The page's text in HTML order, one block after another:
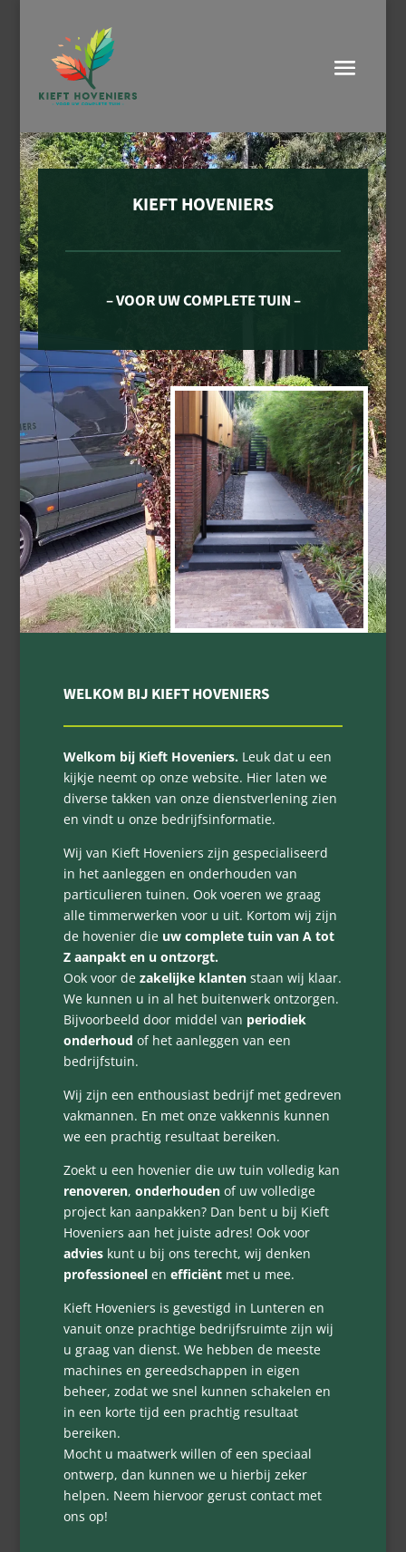
KIEFT HOVENIERS
– VOOR UW COMPLETE TUIN –
WELKOM BIJ KIEFT HOVENIERS
Welkom bij Kieft Hoveniers. Leuk dat u een
kijkje neemt op onze website. Hier laten we
diverse takken van onze dienstverlening zien
en vindt u onze bedrijfsinformatie.
Wij van Kieft Hoveniers zijn gespecialiseerd
in het aanleggen en onderhouden van
particulieren tuinen. Ook voeren we graag
alle timmerwerken voor u uit. Kortom wij zijn
de hovenier die uw complete tuin van A tot
Z aanpakt en u ontzorgt.
Ook voor de zakelijke klantenstaan wij klaar.
We kunnen u in al het buitenwerk ontzorgen.
Bijvoorbeeld door middel van periodiek
onderhoud of het aanleggen van een
bedrijfstuin.
Wij zijn een enthousiast bedrijf met gedreven
vakmannen. En met onze vakkennis kunnen
we een prachtig resultaat bereiken.
Zoekt u een hovenier die uw tuin volledig kan
renoveren, onderhoudenof uw volledige
project kan aanpakken? Dan bent u bij Kieft
Hoveniers aan het juiste adres! Ook voor
advieskunt u bij ons terecht, wij denken
professioneelen efficiëntmet u mee.
Kieft Hoveniers is gevestigd in Lunteren en
vanuit onze prachtige bedrijfsruimte zijn wij
u graag van dienst. We hebben de meeste
machines en gereedschappen in eigen
beheer, zodat we snel kunnen schakelen en
in een korte tijd een prachtig resultaat
bereiken.
Mocht u maatwerk willen of een speciaal
ontwerp, dan kunnen we u hierbij zeker
helpen. Neem hiervoor gerust contact met
ons op!